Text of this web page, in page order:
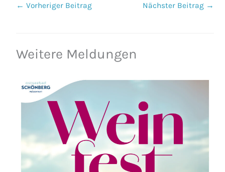
← Vorheriger Beitrag Nächster Beitrag →
Weitere Meldungen